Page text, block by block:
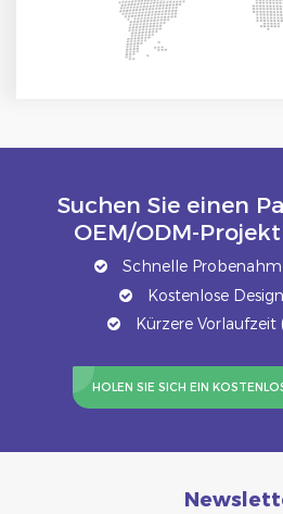
Suchen Sie einen
OEM/ODM-
Schnelle
Kostenlose
Kürzere Vorlaufzeit
HOLEN SIE SICH EIN